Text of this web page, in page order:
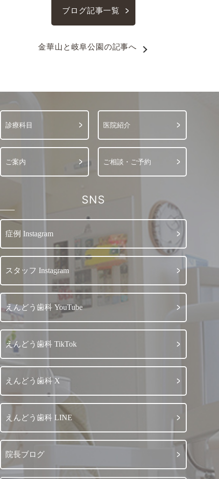
ブログ記事一覧
金華山と岐阜公園の記事へ
診療科目 医院紹介
ご案内 ご相談・ご予約
SNS
症例 Instagram
スタッフ Instagram
えんどう歯科 YouTube
えんどう歯科 TikTok
えんどう歯科 X
えんどう歯科 LINE
院長ブログ